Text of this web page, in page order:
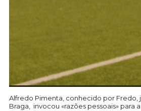
Alfredo Pimenta, conhecido por Fredo,
Braga, invocou «razões pessoais» para